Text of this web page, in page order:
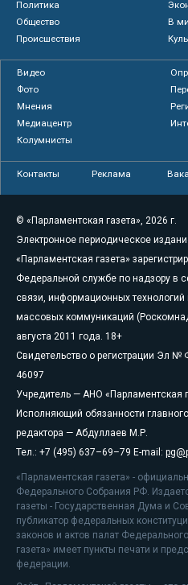
Политика
Общество
В
Происшествия
Видео
Фото
Мнения
Медиацентр
Колумнисты
Контакты Реклама
© «Парламентская газета», 2026 г.
Электронное периодическое
«Парламентская газета»
Федеральной службе по надзору в
связи, информационных технологий
массовых коммуникаций
августа 2011 года. 18+
Свидетельство о регистрации Эл №
46097
Учредитель — АНО «Парламентская
Исполняющий обязанности главного
редактора — Абдуллаев М.Р.
Тел.: +7 (495) 637–69–79 E-mail:
«Парламентская газета» -
Федерального Собрания РФ.
газеты - Государственная Дума и
публикатор федеральных
законов и актов палат
газета» имеет пункты печати и
федерации.